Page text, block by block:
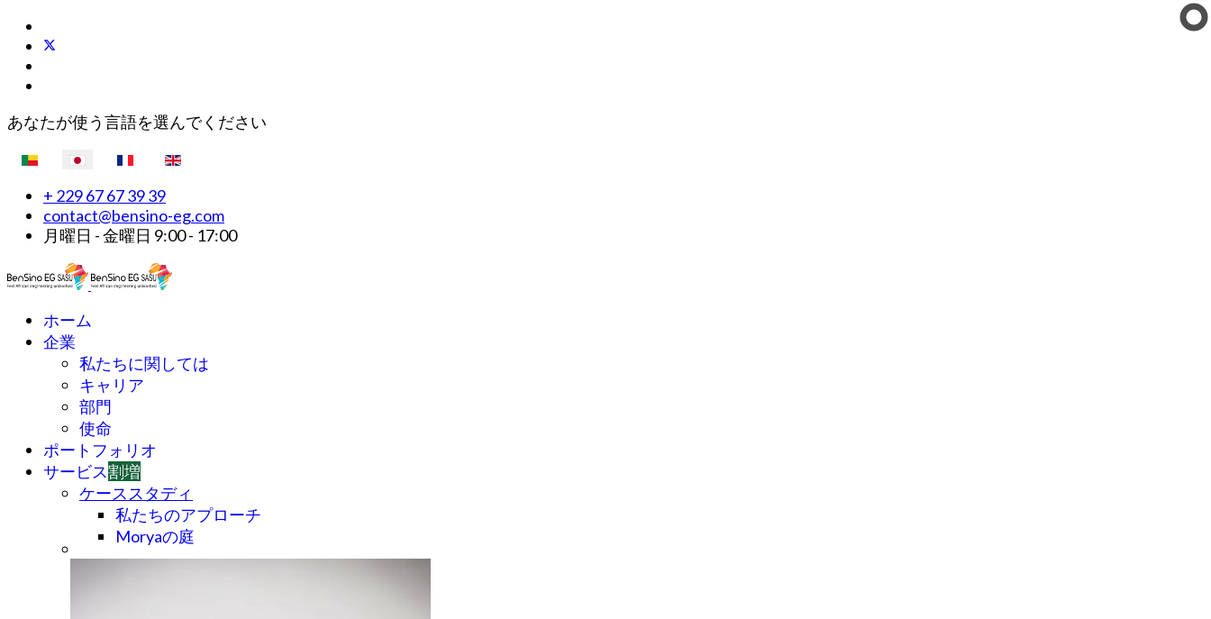
あなたが使う言語を選んでください
+ 229 67 67 39 39
contact@bensino-eg.com
月曜日 - 金曜日 9:00 - 17:00
ホーム
企業
私たちに関しては
キャリア
部門
使命
ポートフォリオ
サービス割増
ケーススタディ
私たちのアプローチ
Moryaの庭